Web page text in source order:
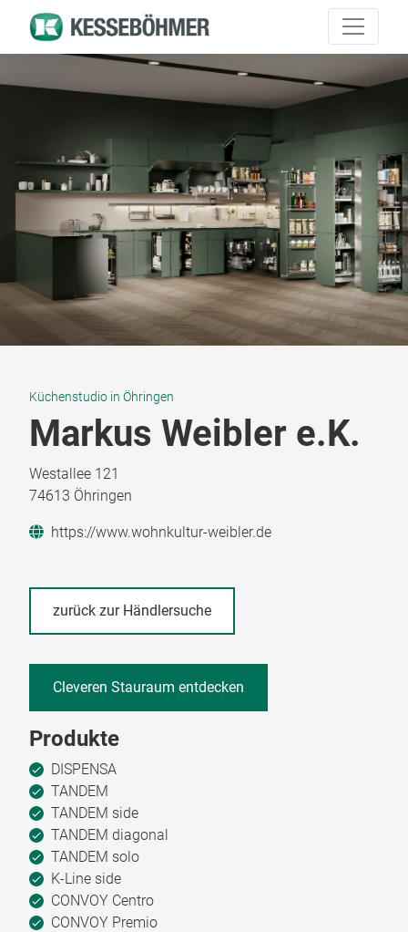
Küchenstudio in Öhringen
Markus Weibler e.K.
Westallee 121
74613 Öhringen
https://www.wohnkultur-weibler.de
zurück zur Händlersuche
Cleveren Stauraum entdecken
Produkte
DISPENSA
TANDEM
TANDEM side
TANDEM diagonal
TANDEM solo
K-Line side
CONVOY Centro
CONVOY Premio